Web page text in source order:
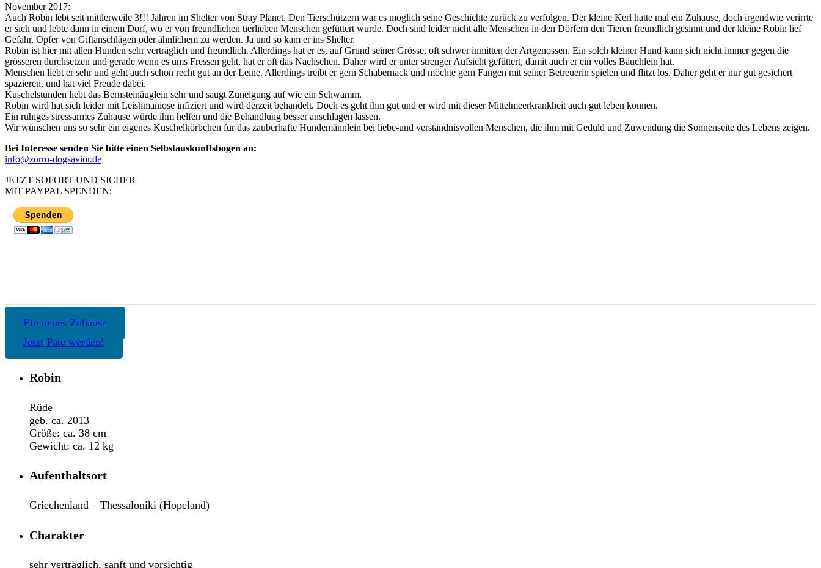
November 2017:
Auch Robin lebt seit mittlerweile 3!!! Jahren im Shelter von Stray Planet. Den Tierschützern war es möglich seine Geschichte zurück zu verfolgen. Der kleine Kerl hatte mal ein Zuhause, doch irgendwie verirrte
er sich und lebte dann in einem Dorf, wo er von freundlichen tierlieben Menschen gefüttert wurde. Doch sind leider nicht alle Menschen in den Dörfern den Tieren freundlich gesinnt und der kleine Robin lief
Gefahr, Opfer von Giftanschlägen oder ähnlichem zu werden. Ja und so kam er ins Shelter.
Robin ist hier mit allen Hunden sehr verträglich und freundlich. Allerdings hat er es, auf Grund seiner Grösse, oft schwer inmitten der Artgenossen. Ein solch kleiner Hund kann sich nicht immer gegen die
grösseren durchsetzen und gerade wenn es ums Fressen geht, hat er oft das Nachsehen. Daher wird er unter strenger Aufsicht gefüttert, damit auch er ein volles Bäuchlein hat.
Menschen liebt er sehr und geht auch schon recht gut an der Leine. Allerdings treibt er gern Schabernack und möchte gern Fangen mit seiner Betreuerin spielen und flitzt los. Daher geht er nur gut gesichert
spazieren, und hat viel Freude dabei.
Kuschelstunden liebt das Bernsteinäuglein sehr und saugt Zuneigung auf wie ein Schwamm.
Robin wird hat sich leider mit Leishmaniose infiziert und wird derzeit behandelt. Doch es geht ihm gut und er wird mit dieser Mittelmeerkrankheit auch gut leben können.
Ein ruhiges stressarmes Zuhause würde ihm helfen und die Behandlung besser anschlagen lassen.
Wir wünschen uns so sehr ein eigenes Kuschelkörbchen für das zauberhafte Hundemännlein bei liebe-und verständnisvollen Menschen, die ihm mit Geduld und Zuwendung die Sonnenseite des Lebens zeigen.
Bei Interesse senden Sie bitte einen Selbstauskunftsbogen an:
info@zorro-dogsavior.de
JETZT SOFORT UND SICHER
MIT PAYPAL SPENDEN:
Ein neues Zuhause
Jetzt Pate werden!
Robin
Rüde
geb. ca. 2013
Größe: ca. 38 cm
Gewicht: ca. 12 kg
Aufenthaltsort
Griechenland – Thessaloniki (Hopeland)
Charakter
sehr verträglich, sanft und vorsichtig